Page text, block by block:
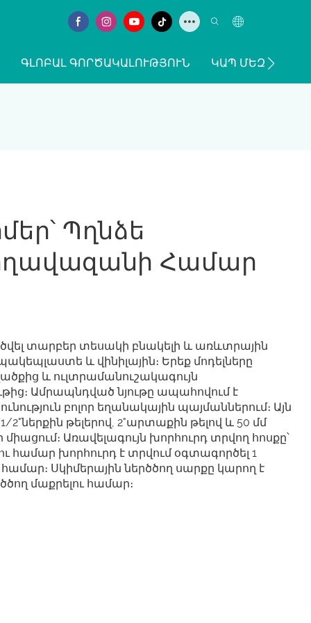
ԳԼՈԲԱԼ ԳՈՐԾԱԿԱԼՈՒԹՅՈՒՆ ԿԱՊ ՄԵԶ ՀԵՏ
Պղնձե
Համար
տարբեր տեսակի բնակելի և առևտրային
և վինիլային։ Երեք մոդելները
և ուլտրամանուշակագույն
Ամրապնդված նյութը ապահովում է
բոլոր եղանակային պայմաններում։ Այն
թելերով, 2"արտաքին թելով և 50 մմ
Առավելագույն խորհուրդ տրվող հոսքը՝
համար խորհուրդ է տրվում օգտագործել 1
Սկիմերային ներծծող սարքը կարող է
մաքրելու համար։